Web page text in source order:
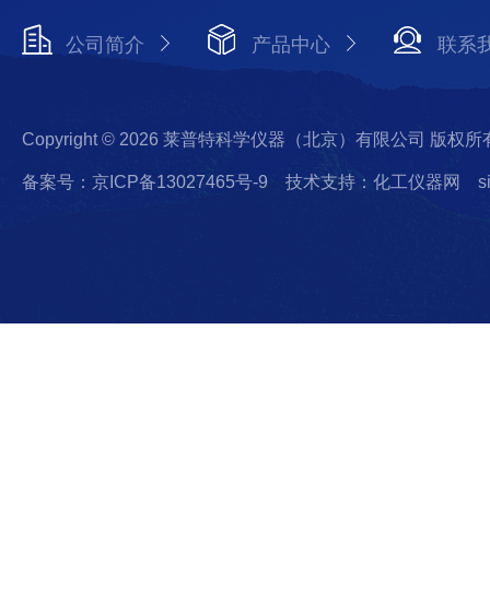
公司简介 产品中心 联系
Copyright © 2026 莱普特科学仪器（北京）有限公司 版权所
备案号：京ICP备13027465号-9 技术支持：化工仪器网